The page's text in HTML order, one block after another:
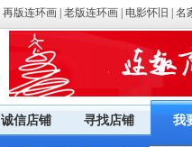
再版连环画 老版连环画 电影怀旧 名
诚信店铺 寻找店铺 我